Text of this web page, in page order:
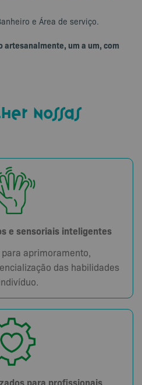
e Área de serviço.
artesanalmente, um a um, com
nossas
e sensoriais inteligentes
aprimoramento,
das habilidades
para profissionais